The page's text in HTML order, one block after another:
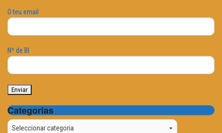
O teu email
Nº de BI
Categorias
Categorias